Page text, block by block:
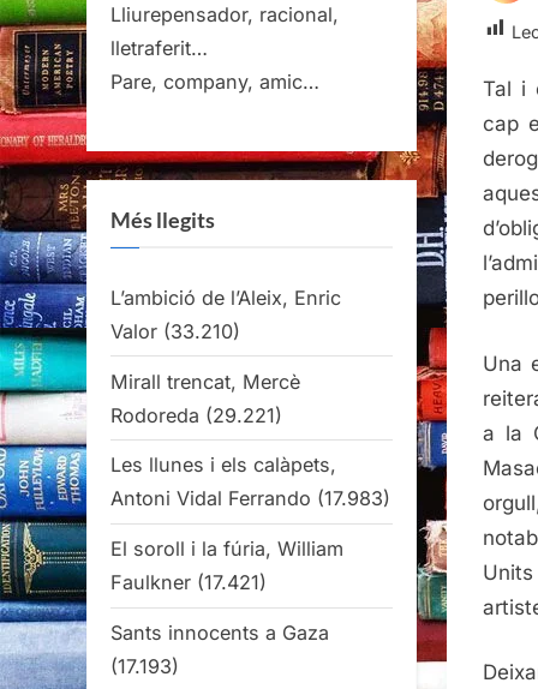
Tal i
cap
Una
a la
Lliurepensador, racional,
lletraferit…
Pare, company, amic…
Més llegits
L’ambició de l’Aleix, Enric
Valor (33.210)
Mirall trencat, Mercè
Rodoreda (29.221)
Les llunes i els calàpets,
Antoni Vidal Ferrando (17.983)
El soroll i la fúria, William
Faulkner (17.421)
Sants innocents a Gaza
(17.193)